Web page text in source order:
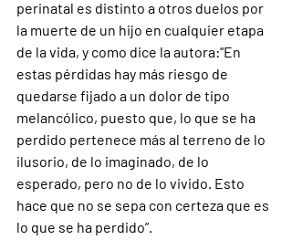
perinatal es distinto a otros duelos por
la muerte de un hijo en cualquier etapa
de la vida, y como dice la autora:“En
estas pérdidas hay más riesgo de
quedarse fijado a un dolor de tipo
melancólico, puesto que, lo que se ha
perdido pertenece más al terreno de lo
ilusorio, de lo imaginado, de lo
esperado, pero no de lo vivido. Esto
hace que no se sepa con certeza que es
lo que se ha perdido”.